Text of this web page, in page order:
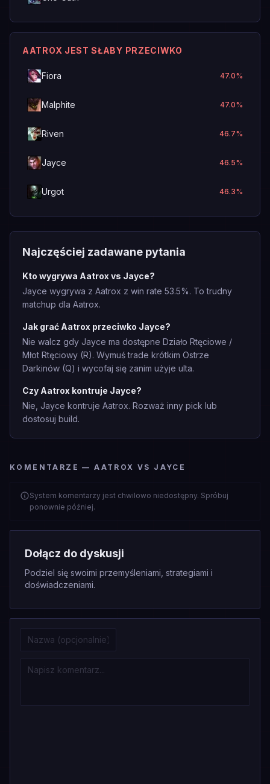
AATROX JEST SŁABY PRZECIWKO
Fiora 47.0%
Malphite 47.0%
Riven 46.7%
Jayce 46.5%
Urgot 46.3%
Najczęściej zadawane pytania
Kto wygrywa Aatrox vs Jayce?
Jayce wygrywa z Aatrox z win rate 53.5%. To trudny
matchup dla Aatrox.
Jak grać Aatrox przeciwko Jayce?
Nie walcz gdy Jayce ma dostępne Działo Rtęciowe /
Młot Rtęciowy (R). Wymuś trade krótkim Ostrze
Darkinów (Q) i wycofaj się zanim użyje ulta.
Czy Aatrox kontruje Jayce?
Nie, Jayce kontruje Aatrox. Rozważ inny pick lub
dostosuj build.
KOMENTARZE — AATROX VS JAYCE
System komentarzy jest chwilowo niedostępny. Spróbuj
ponownie później.
Dołącz do dyskusji
Podziel się swoimi przemyśleniami, strategiami i
doświadczeniami.